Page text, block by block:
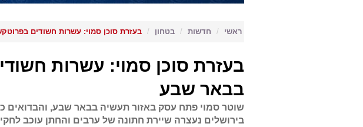
ראשי חדשות בטחון בעזרת סוכן סמוי: עשרות חשודים
בעזרת סוכן סמוי: עשרות
בבאר שבע
שוטר סמוי פתח עסק באזור תעשיה בבאר שבע, והבדואים
בירושלים נעצרה שיירת חתונה של ערבים והחתן עוכב